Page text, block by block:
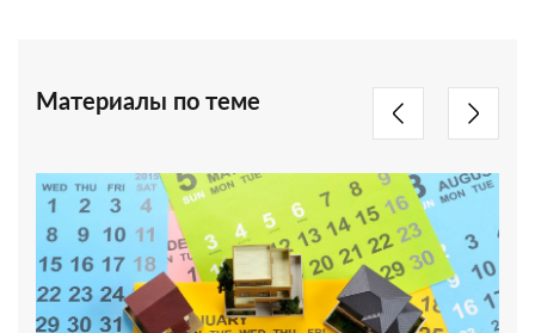
Материалы по теме